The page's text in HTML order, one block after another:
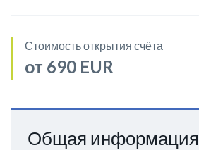
Стоимость открытия счёта
от 690 EUR
Общая информация